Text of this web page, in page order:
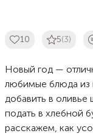
10 5(3)
Новый год —
любимые блюда из
добавить в
подать в хлебной
расскажем, как